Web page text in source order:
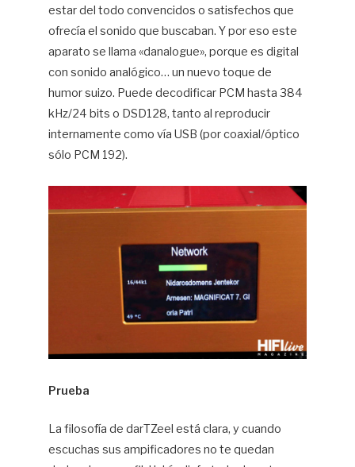
estar del todo convencidos o satisfechos que
ofrecía el sonido que buscaban. Y por eso este
aparato se llama «danalogue», porque es digital
con sonido analógico… un nuevo toque de
humor suizo. Puede decodificar PCM hasta 384
kHz/24 bits o DSD128, tanto al reproducir
internamente como vía USB (por coaxial/óptico
sólo PCM 192).
Prueba
La filosofía de darTZeel está clara, y cuando
escuchas sus ampificadores no te quedan